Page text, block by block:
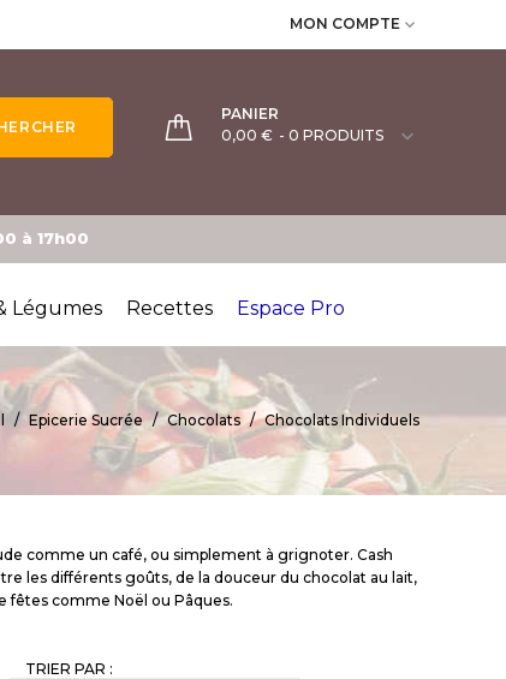
MON COMPTE 
PANIER
0,00 € - 0 PRODUITS 
à 17h00
Légumes Recettes Espace Pro
Epicerie Sucrée Chocolats Chocolats Individuels
comme un café, ou simplement à grignoter. Cash
les différents goûts, de la douceur du chocolat au lait,
fêtes comme Noël ou Pâques.
TRIER PAR :